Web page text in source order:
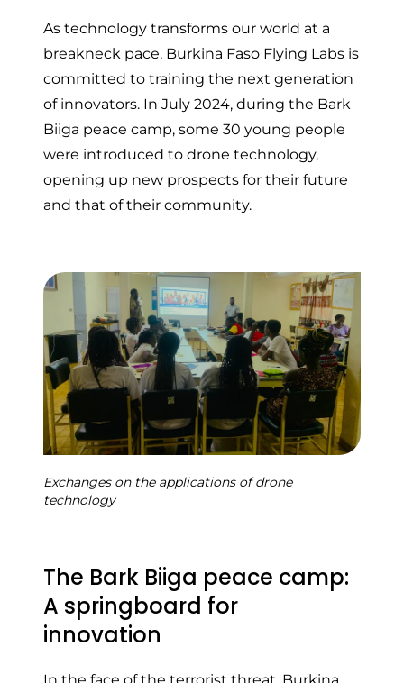
As technology transforms our world at a
breakneck pace, Burkina Faso Flying Labs is
committed to training the next generation
of innovators. In July 2024, during the Bark
Biiga peace camp, some 30 young people
were introduced to drone technology,
opening up new prospects for their future
and that of their community.
Exchanges on the applications of drone
technology
The Bark Biiga peace camp:
A springboard for
innovation